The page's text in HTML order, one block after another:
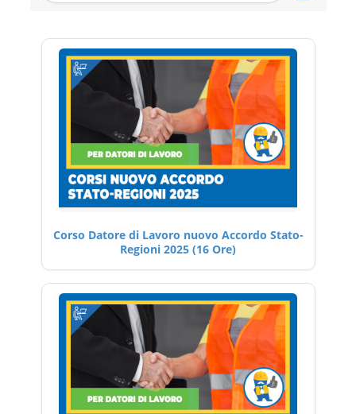
Corso Datore di Lavoro nuovo Accordo Stato-
Regioni 2025 (16 Ore)